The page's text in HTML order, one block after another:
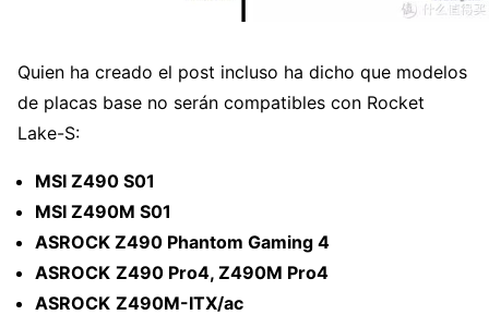
Quien ha creado el post incluso ha dicho que modelos
de placas base no serán compatibles con Rocket
Lake-S:
MSI Z490 S01
MSI Z490M S01
ASROCK Z490 Phantom Gaming 4
ASROCK Z490 Pro4, Z490M Pro4
ASROCK Z490M-ITX/ac